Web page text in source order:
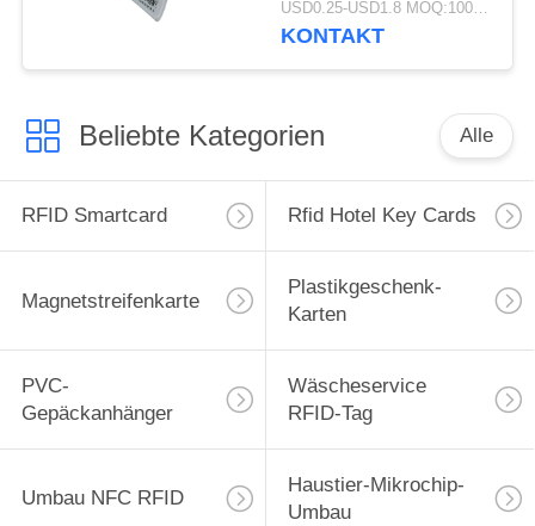
USD0.25-USD1.8 MOQ:1000PCS
KONTAKT
Beliebte Kategorien Alle
RFID Smartcard Rfid Hotel Key Cards
Magnetstreifenkarte
Plastikgeschenk-
Karten
PVC-
Gepäckanhänger
Wäscheservice
RFID-Tag
Umbau NFC RFID
Haustier-Mikrochip-
Umbau